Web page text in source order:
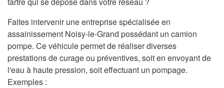
Faites intervenir une entreprise spécialisée en
assainissement Noisy-le-Grand possédant un camion
pompe. Ce véhicule permet de réaliser diverses
prestations de curage ou préventives, soit en envoyant de
l'eau à haute pression, soit effectuant un pompage.
Exemples :